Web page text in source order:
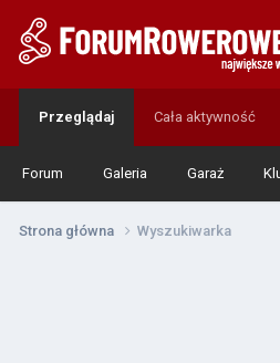
Przeglądaj
Forum Galeria Garaż
Cała aktywność
Strona główna Wyszukiwarka